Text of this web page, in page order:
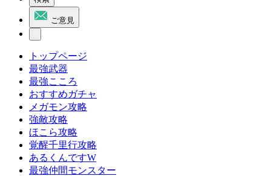
ご意見
トップページ
最強武器
最強こころ
おすすめガチャ
メガモン攻略
強敵攻略
ほこら攻略
覚醒千里行攻略
あるくんですW
最強仲間モンスター